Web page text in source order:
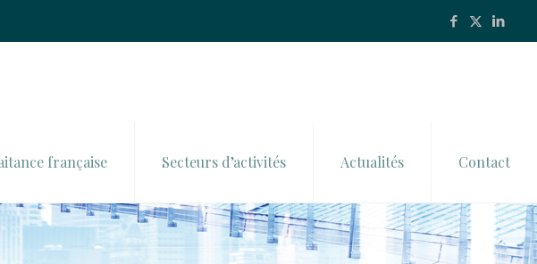
française Secteurs d’activités Actualités Contact